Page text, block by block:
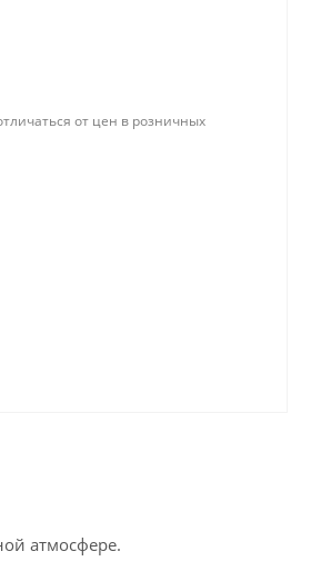
от цен в розничных
атмосфере.